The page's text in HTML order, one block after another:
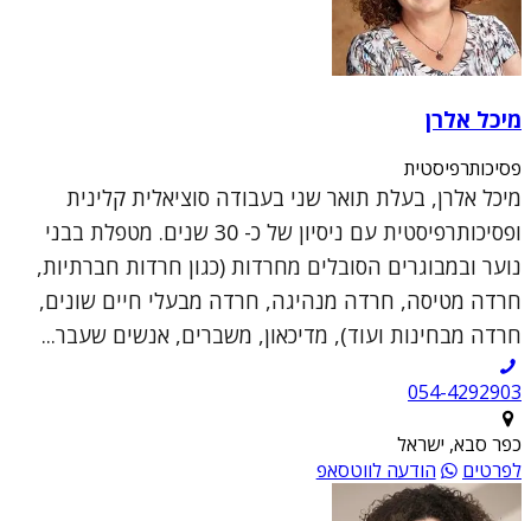
מיכל אלרן
פסיכותרפיסטית
מיכל אלרן, בעלת תואר שני בעבודה סוציאלית קלינית
ופסיכותרפיסטית עם ניסיון של כ- 30 שנים. מטפלת בבני
נוער ובמבוגרים הסובלים מחרדות (כגון חרדות חברתיות,
חרדה מטיסה, חרדה מנהיגה, חרדה מבעלי חיים שונים,
חרדה מבחינות ועוד), מדיכאון, משברים, אנשים שעבר...
054-4292903
כפר סבא, ישראל
לפרטים
הודעה לווטסאפ